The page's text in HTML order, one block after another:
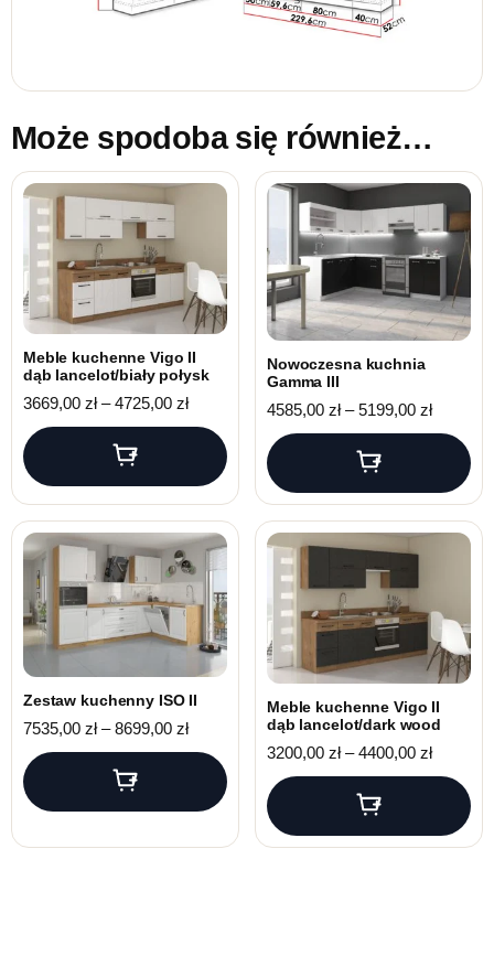
Może spodoba się również…
Meble kuchenne Vigo II
dąb lancelot/biały połysk
3669,00 zł – 4725,00 złZakres cen: od 3669,00 zł do 4725,00 zł
Nowoczesna kuchnia
Gamma III
4585,00 zł – 5199,00 złZakres
Zestaw kuchenny ISO II
7535,00 zł – 8699,00 złZakres cen: od 7535,00 zł do 8699,00 zł
Meble kuchenne Vigo II
dąb lancelot/dark wood
3200,00 zł – 4400,00 złZakres